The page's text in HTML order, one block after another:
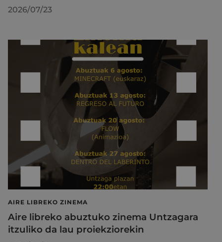
2026/07/23
AIRE LIBREKO ZINEMA
Aire libreko abuztuko zinema Untzagara
itzuliko da lau proiekziorekin